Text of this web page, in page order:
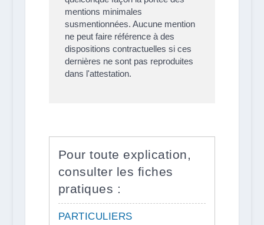
mentions minimales
susmentionnées. Aucune mention
ne peut faire référence à des
dispositions contractuelles si ces
dernières ne sont pas reproduites
dans l'attestation.
Pour toute explication,
consulter les fiches
pratiques :
PARTICULIERS